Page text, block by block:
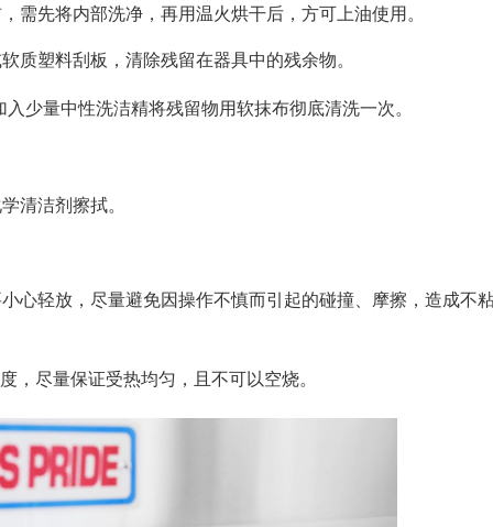
需先将内部洗净，再用温火烘干后，方可上油使用。
质塑料刮板，清除残留在器具中的残余物。
少量中性洗洁精将残留物用软抹布彻底清洗一次。
清洁剂擦拭。
心轻放，尽量避免因操作不慎而引起的碰撞、摩擦，造成不
，尽量保证受热均匀，且不可以空烧。